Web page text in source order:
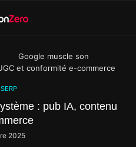
Google muscle son
et conformité e-commerce
: pub IA, contenu
2025